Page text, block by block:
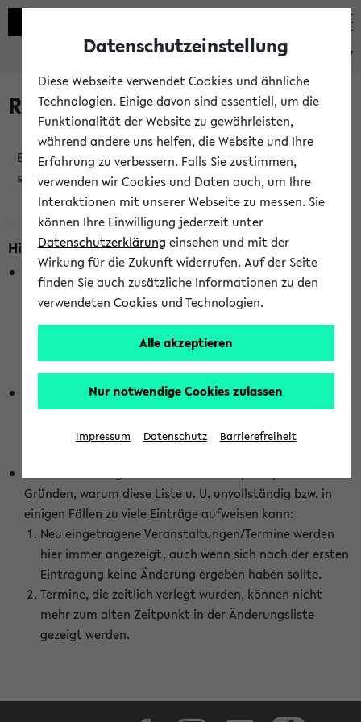
eKVV
Raumänderungen
Es wurden keine Raumänderungen an jetzt
stattfindenden Veranstaltungen gefunden!
Hinweise zur Liste der Raumänderungen
In dieser Liste werden nur Veranstaltungstermine
berücksichtigt, die gerade oder innerhalb der nächsten 2
Stunden stattfinden. Berücksichtigt werden nur Termine,
wurden. Die Anzeige ist semesterübergreifend und nicht
abhängig vom im eKVV gewählten Semester.
Die hier gezeigte Liste von Raumänderungen kann nur
vollständig sein, wenn den Fakultäten von den Lehrenden
die Änderungen zeitnah mitgeteilt und diese Änderungen
Gründen, warum diese Liste u. U. unvollständig bzw. in
einigen Fällen zu viele Einträge aufweisen kann:
Neu eingetragene Veranstaltungen/Termine werden
hier immer angezeigt, auch wenn sich nach der ersten
Eintragung keine Änderung ergeben haben sollte.
Termine, die zeitlich verlegt wurden, können nicht
mehr zum alten Zeitpunkt in der Änderungsliste
gezeigt werden.
Datenschutzeinstellung
Diese Webseite verwendet Cookies und ähnliche
Technologien. Einige davon sind essentiell, um die
Funktionalität der Website zu gewährleisten,
während andere uns helfen, die Website und Ihre
Erfahrung zu verbessern. Falls Sie zustimmen,
verwenden wir Cookies und Daten auch, um Ihre
Interaktionen mit unserer Webseite zu messen. Sie
können Ihre Einwilligung jederzeit unter
Datenschutzerklärung einsehen und mit der
Wirkung für die Zukunft widerrufen. Auf der Seite
finden Sie auch zusätzliche Informationen zu den
verwendeten Cookies und Technologien.
Alle akzeptieren
Nur notwendige Cookies zulassen
Impressum Datenschutz Barrierefreiheit